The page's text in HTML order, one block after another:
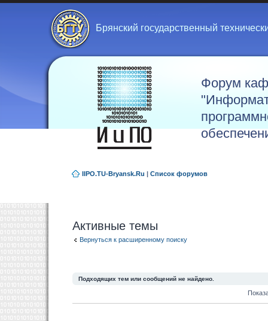
Брянский государственный
Форум
IIPO.TU-Bryansk.Ru | Список форумов
Активные темы
Вернуться к расширенному поиску
Подходящих тем или сообщений не найдено.